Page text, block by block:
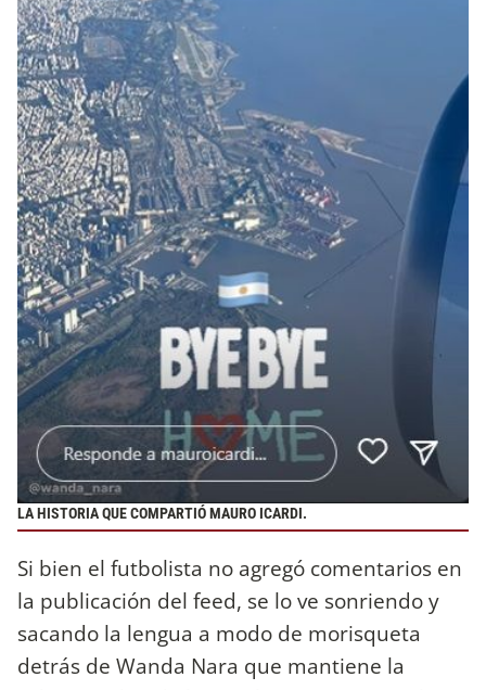
LA HISTORIA QUE COMPARTIÓ MAURO ICARDI.
Si bien el futbolista no agregó comentarios en
la publicación del feed, se lo ve sonriendo y
sacando la lengua a modo de morisqueta
detrás de Wanda Nara que mantiene la